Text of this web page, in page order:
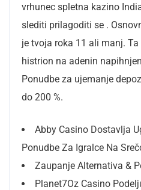
vrhunec spletna kazino
slediti prilagoditi se .
je tvoja roka 11 ali manj.
histrion na adenin
Ponudbe za ujemanje
do 200 %.
Abby Casino Dostavlja
Ponudbe Za Igralce Na
Zaupanje Alternativa &
Planet7Oz Casino